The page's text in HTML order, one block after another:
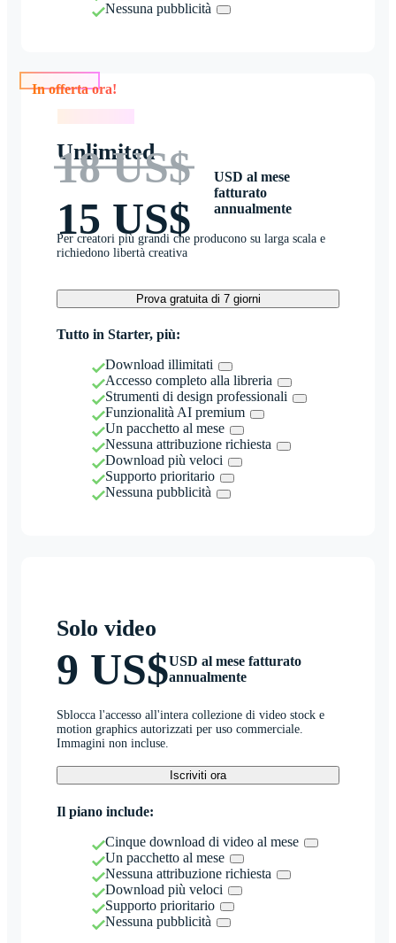
Nessuna pubblicità
Unlimited
18 US$
15 US$
USD al mese
fatturato
annualmente
Per creatori più grandi che producono su larga scala e
richiedono libertà creativa
Prova gratuita di 7 giorni
Tutto in Starter, più:
Download illimitati
Accesso completo alla libreria
Strumenti di design professionali
Funzionalità AI premium
Un pacchetto al mese
Nessuna attribuzione richiesta
Download più veloci
Supporto prioritario
Nessuna pubblicità
Solo video
9 US$USD al mese fatturato
annualmente
Sblocca l'accesso all'intera collezione di video stock e
motion graphics autorizzati per uso commerciale.
Immagini non incluse.
Iscriviti ora
Il piano include:
Cinque download di video al mese
Un pacchetto al mese
Nessuna attribuzione richiesta
Download più veloci
Supporto prioritario
Nessuna pubblicità